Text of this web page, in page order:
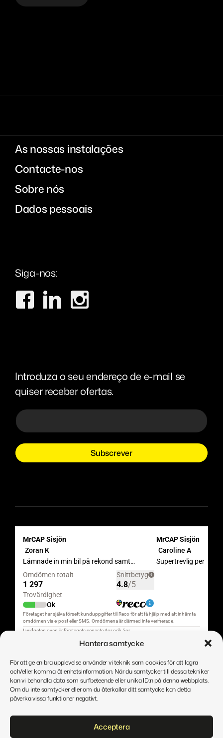
Hantera samtycke
För att ge en bra upplevelse använder vi teknik som cookies för att lagra
och/eller komma åt enhetsinformation. När du samtycker till dessa tekniker
kan vi behandla data som surfbeteende eller unika ID:n på denna webbplats.
Om du inte samtycker eller om du återkallar ditt samtycke kan detta
påverka vissa funktioner negativt.
Acceptera
As nossas instalações
Contacte-nos
Sobre nós
Dados pessoais
Siga-nos:
Introduza o seu endereço de e-mail se
quiser receber ofertas.
Direitos de autor © MrCAP